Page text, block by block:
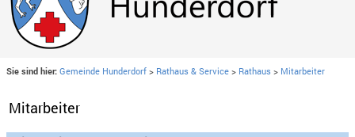
Sie sind hier: Gemeinde Hunderdorf > Rathaus & Service > Rathaus > Mitarbeiter
Mitarbeiter